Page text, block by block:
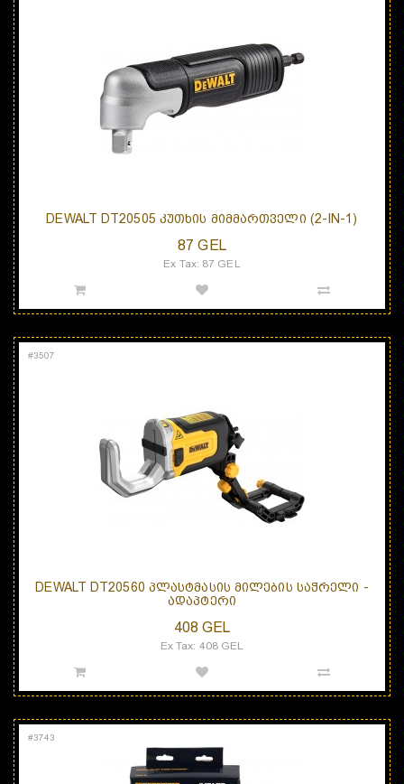
DEWALT DT20505 ᲙᲣᲗᲮᲘᲡ ᲛᲘᲛᲛᲐᲠᲗᲕᲔᲚᲘ (2-IN-1)
87 GEL
Ex Tax: 87 GEL
#3507
DEWALT DT20560 ᲞᲚᲐᲡᲢᲛᲐᲡᲘᲡ ᲛᲘᲚᲔᲑᲘᲡ ᲡᲐᲭᲠᲔᲚᲘ -
ᲐᲓᲐᲞᲢᲔᲠᲘ
408 GEL
Ex Tax: 408 GEL
#3743